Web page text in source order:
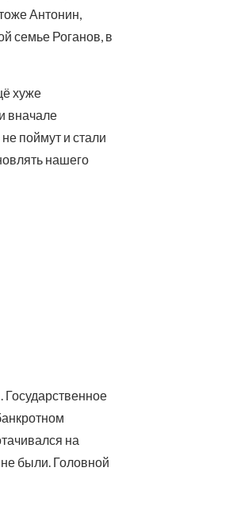
Антонин,
семье Роганов, в
хуже
вначале
поймут и стали
нашего
на
были. Головной